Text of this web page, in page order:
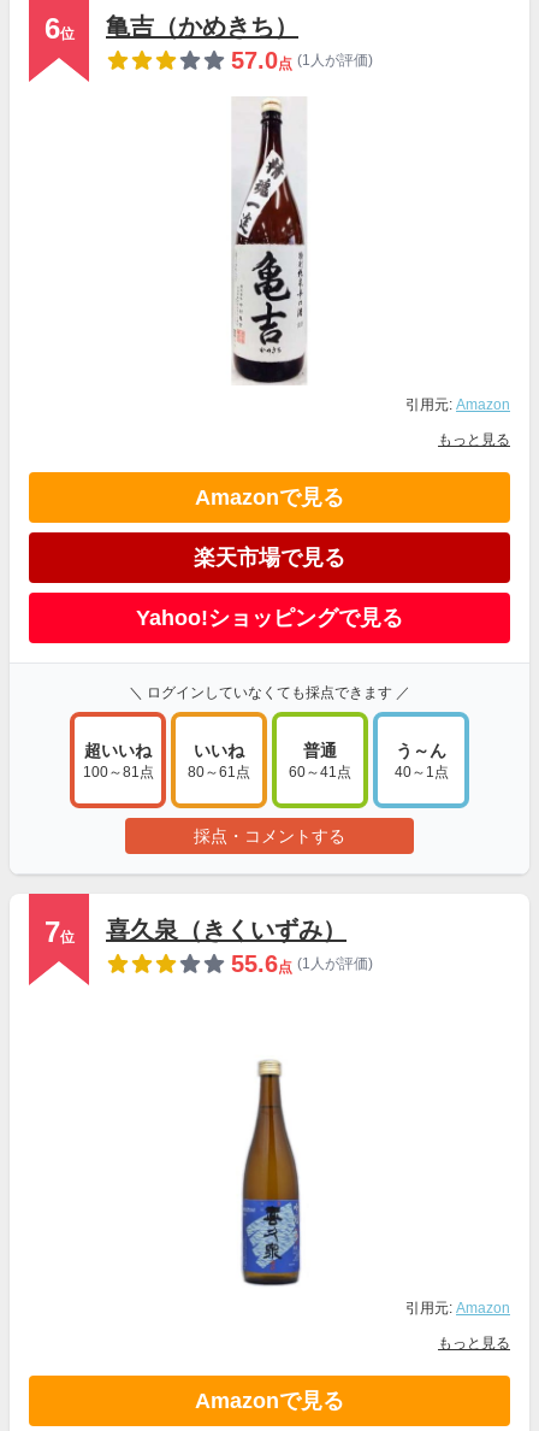
6位
亀吉（かめきち）
57.0点 (1人が評価)
引用元: Amazon
もっと見る
Amazonで見る
楽天市場で見る
Yahoo!ショッピングで見る
＼ ログインしていなくても採点できます ／
超いいね
100～81点
いいね
80～61点
普通
60～41点
う～ん
40～1点
採点・コメントする
7位
喜久泉（きくいずみ）
55.6点 (1人が評価)
引用元: Amazon
もっと見る
Amazonで見る